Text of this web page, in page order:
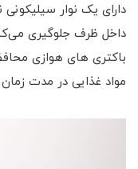
دارای یک نوار
داخل ظرف جلوگیری
باکتری های هوازی
مواد غذایی در مدت